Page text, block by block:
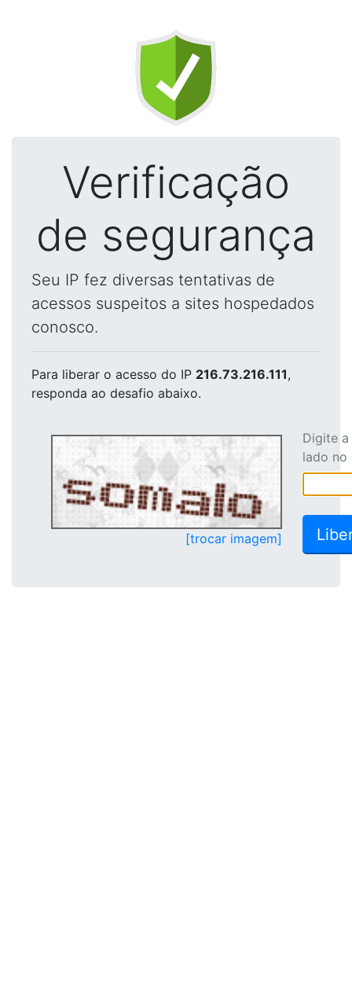
Verificação
de segurança
Seu IP fez diversas tentativas de
acessos suspeitos a sites hospedados
conosco.
Para liberar o acesso do IP 216.73.216.111,
responda ao desafio abaixo.
[trocar imagem]
Digite
lado no